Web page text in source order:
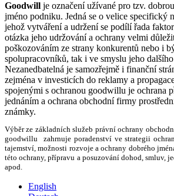
Goodwill je označení užívané pro tzv.
jméno podniku. Jedná se o velice specifický
jehož vytváření a udržení se podílí řada
otázka jeho udržování a ochrany velmi
poškozováním ze strany konkurentů nebo i
spolupracovníků, tak i ve smyslu jeho
Nezanedbatelná je samozřejmě i finanční
zejména v investicích do reklamy a
spojenými s ochranou goodwillu je ochrana
jednáním a ochrana obchodní firmy
známky.
Výběr ze základních služeb právní ochrany
goodwillu zahrnuje poradenství ve strategii
tajemství, možnosti rozvoje a ochrany dobrého
této ochrany, přípravu a posuzování dohod, smluv,
apod.
English